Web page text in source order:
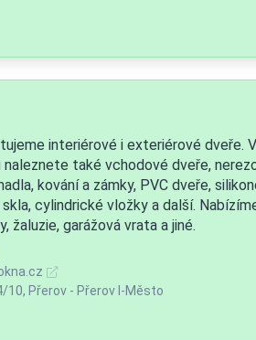
interiérové i exteriérové dveře. V
také vchodové dveře,
kování a zámky, PVC dveře,
cylindrické vložky a další.
žaluzie, garážová vrata a jiné.
10, Přerov - Přerov I-Město